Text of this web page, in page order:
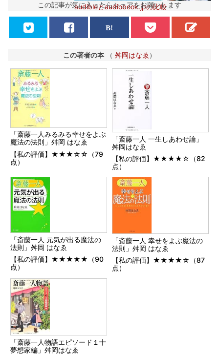
audibleとaudiobook.jpの比較
この記事が気に入ったらシェアをお願いします
この著者の本 （ 舛岡はなゑ ）
「斎藤一人みるみる幸せをよぶ
魔法の法則」舛岡 はなゑ
【私の評価】★★★☆☆（79
点）
「斎藤一人 一生しあわせ論」
舛岡はなゑ
【私の評価】★★★★☆（82
点）
「斎藤一人 元気が出る魔法の
法則」舛岡 はなゑ
【私の評価】★★★★★（90
点）
「斎藤一人 幸せをよぶ魔法の
法則」舛岡 はなゑ
【私の評価】★★★★☆（87
点）
「斎藤一人物語エピソード１十
夢想家編」舛岡はなゑ